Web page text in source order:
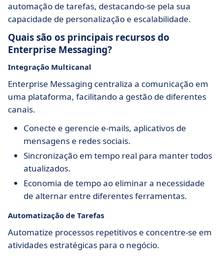
automação de tarefas, destacando-se pela sua
capacidade de personalização e escalabilidade.
Quais são os principais recursos do
Enterprise Messaging?
Integração Multicanal
Enterprise Messaging centraliza a comunicação em
uma plataforma, facilitando a gestão de diferentes
canais.
Conecte e gerencie e-mails, aplicativos de
mensagens e redes sociais.
Sincronização em tempo real para manter todos
atualizados.
Economia de tempo ao eliminar a necessidade
de alternar entre diferentes ferramentas.
Automatização de Tarefas
Automatize processos repetitivos e concentre-se em
atividades estratégicas para o negócio.